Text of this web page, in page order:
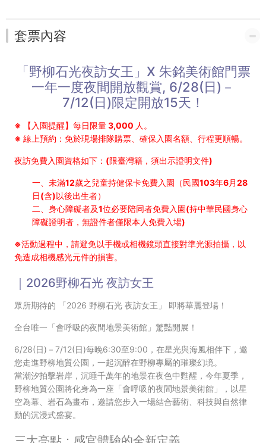
套票內容
「野柳石光夜訪女王」X 朱銘美術館門票
一年一度夜間開放觀賞, 6/28(日)－
7/12(日)限定開放15天！
※ 【入園提醒】每日限量 3,000 人。
※ 線上預約：免於現場排隊購票、確保入園名額、行程更順暢。
夜訪免費入園資格如下：(限臺灣籍，須出示證明文件)
一、未滿12歲之兒童持健保卡免費入園（民國103年6月28
日(含)以後出生者）
二、身心障礙者及1位必要陪同者免費入園(持中華民國身心
障礙證明者，無證件者僅限本人免費入場)
※活動過程中，請避免以手機或相機鏡頭直接對準光源拍攝，以
免造成相機感光元件的損害。
｜2026野柳石光 夜訪女王
眾所期待的 「2026 野柳石光 夜訪女王」 即將華麗登場！
全台唯一「會呼吸的夜間地景美術館」驚豔開展！
6/28(日)－7/12(日)每晚6:30至9:00，在星光與海風相伴下，邀
您走進野柳地質公園，一起沉醉在野柳專屬的璀璨幻境。
當潮汐拍擊岩岸，沉睡千萬年的地景在夜色中甦醒，今年夏季，
野柳地質公園將化身為一座「會呼吸的夜間地景美術館」，以星
空為幕、岩石為畫布，邀請您步入一場結合藝術、科技與自然律
動的沉浸式盛宴。